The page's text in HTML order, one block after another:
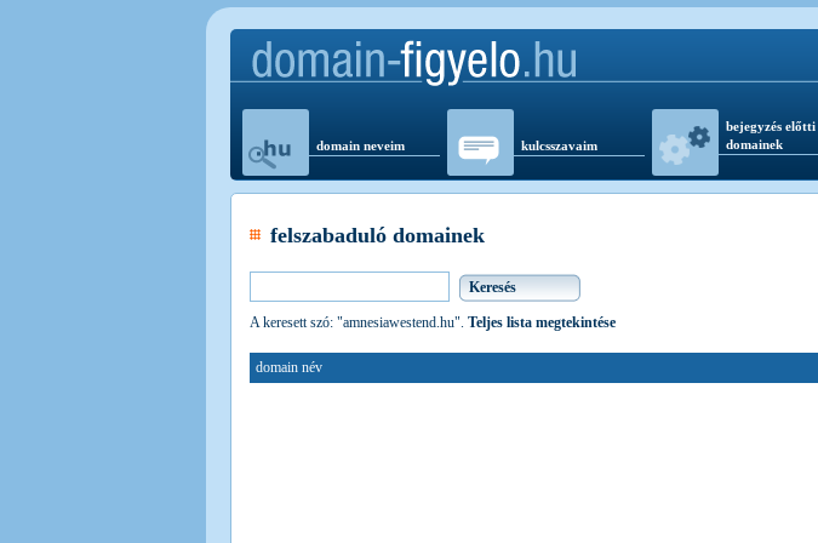
domain neveim kulcsszavaim
bejegyzés előtti
domainek
felszabaduló domainek
A keresett szó: "amnesiawestend.hu". Teljes lista megtekintése
domain név